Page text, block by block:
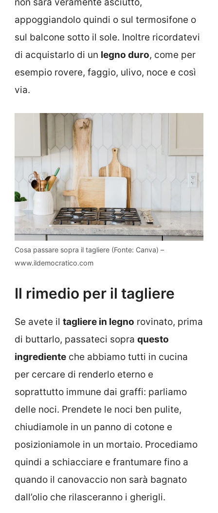
appoggiandolo quindi o sul termosifone o
sul balcone sotto il sole. Inoltre ricordatevi
di acquistarlo di un legno duro, come per
esempio rovere, faggio, ulivo, noce e così
via.
Cosa passare sopra il tagliere (Fonte: Canva) –
www.ildemocratico.com
Il rimedio per il tagliere
Se avete il tagliere in legno rovinato, prima
di buttarlo, passateci sopra questo
ingrediente che abbiamo tutti in cucina
per cercare di renderlo eterno e
soprattutto immune dai graffi: parliamo
delle noci. Prendete le noci ben pulite,
chiudiamole in un panno di cotone e
posizioniamole in un mortaio. Procediamo
quindi a schiacciare e frantumare fino a
quando il canovaccio non sarà bagnato
dall’olio che rilasceranno i gherigli.